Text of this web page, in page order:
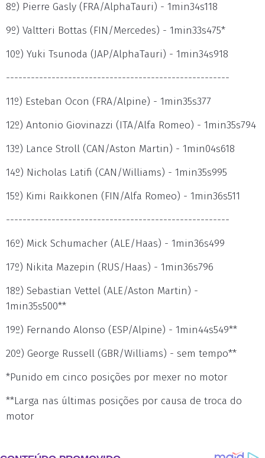
8º) Pierre Gasly (FRA/AlphaTauri) - 1min34s118
9º) Valtteri Bottas (FIN/Mercedes) - 1min33s475*
10º) Yuki Tsunoda (JAP/AlphaTauri) - 1min34s918
------------------------------------------------------
11º) Esteban Ocon (FRA/Alpine) - 1min35s377
12º) Antonio Giovinazzi (ITA/Alfa Romeo) - 1min35s794
13º) Lance Stroll (CAN/Aston Martin) - 1min04s618
14º) Nicholas Latifi (CAN/Williams) - 1min35s995
15º) Kimi Raikkonen (FIN/Alfa Romeo) - 1min36s511
------------------------------------------------------
16º) Mick Schumacher (ALE/Haas) - 1min36s499
17º) Nikita Mazepin (RUS/Haas) - 1min36s796
18º) Sebastian Vettel (ALE/Aston Martin) -
1min35s500**
19º) Fernando Alonso (ESP/Alpine) - 1min44s549**
20º) George Russell (GBR/Williams) - sem tempo**
*Punido em cinco posições por mexer no motor
**Larga nas últimas posições por causa de troca do
motor